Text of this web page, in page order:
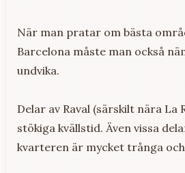
När man pratar om bästa
Barcelona måste man också
undvika.
Delar av Raval (särskilt nära La
stökiga kvällstid. Även vissa
kvarteren är mycket trånga